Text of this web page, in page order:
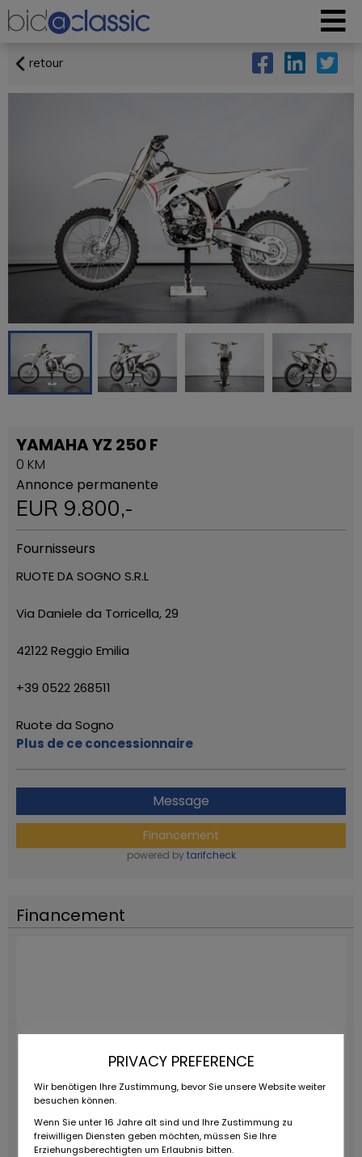
retour
YAMAHA YZ 250 F
0 KM
Annonce permanente
EUR 9.800,-
Fournisseurs
RUOTE DA SOGNO S.R.L
Via Daniele da Torricella, 29
42122 Reggio Emilia
+39 0522 268511
Ruote da Sogno
Plus de ce concessionnaire
Message
Financement
powered by tarifcheck
Financement
PRIVACY PREFERENCE
Wir benötigen Ihre Zustimmung, bevor Sie unsere Website weiter
besuchen können.
Wenn Sie unter 16 Jahre alt sind und Ihre Zustimmung zu
freiwilligen Diensten geben möchten, müssen Sie Ihre
Erziehungsberechtigten um Erlaubnis bitten.